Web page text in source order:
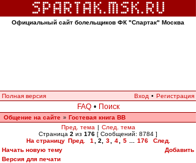
Официальный сайт болельщиков ФК "Спартак" Москва
Полная версия Вход • Регистрация
FAQ • Поиск
Общение на сайте » Гостевая книга ВВ
Пред. тема | След. тема
Страница 2 из 176 [ Сообщений: 8784 ]
На страницу Пред. 1 2 3 4 5 176
След.
Начать новую тему
Добавить
Версия для печати